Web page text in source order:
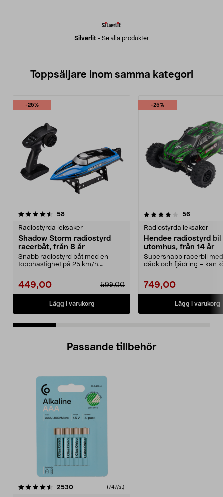
Silverlit - Se alla produkter
Toppsäljare inom samma kategori
-25%
58recensioner
Radiostyrda leksaker
Shadow Storm radiostyrd
racerbåt, från 8 år
Snabb radiostyrd båt med en
topphastighet på 25 km/h.
449,00 599,00
Lägg i varukorg
-25%
4.0 av 5 stjärnor 56recensioner
Radiostyrda leksaker
Hendee radiostyrd bil
utomhus, från 14 år
Supersnabb racerbil
däck och fjädring – kan
749,00
Lägg i varukorg
4.0 av 5 stjärnor
Passande tillbehör
2530recensioner (7,47/st)